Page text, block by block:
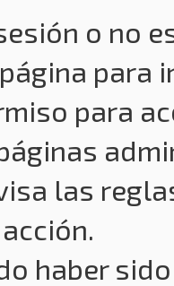
o no
para
para
las
haber